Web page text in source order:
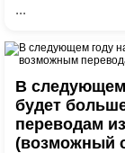
...
В следующем
будет
переводам
(возможный